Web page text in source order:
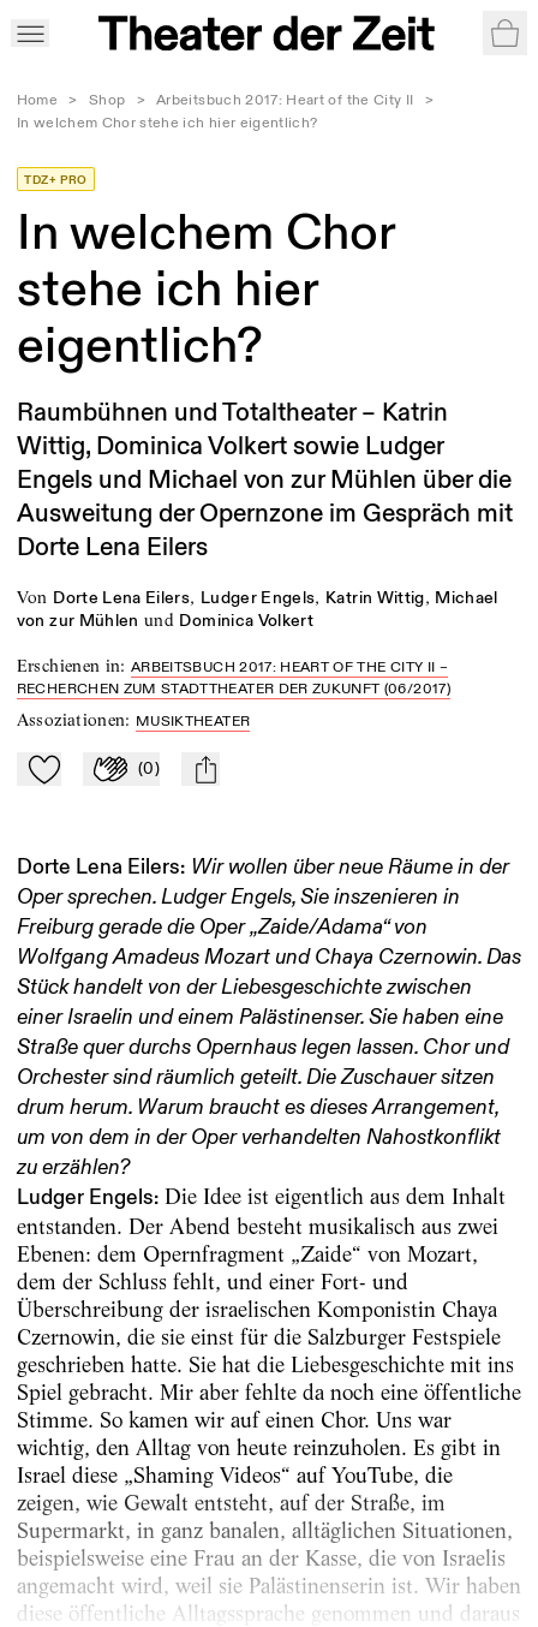
Home > Shop > Arbeitsbuch 2017: Heart of the City II
>
In welchem Chor stehe ich hier eigentlich?
TDZ+ PRO
In welchem Chor
stehe ich hier
eigentlich?
Raumbühnen und Totaltheater – Katrin
Wittig, Dominica Volkert sowie Ludger
Engels und Michael von zur Mühlen über die
Ausweitung der Opernzone im Gespräch mit
Dorte Lena Eilers
von Dorte Lena Eilers, Ludger Engels, Katrin Wittig, Michael
von zur Mühlen und Dominica Volkert
Erschienen in:ARBEITSBUCH 2017: HEART OF THE CITY II –
RECHERCHEN ZUM STADTTHEATER DER ZUKUNFT (06/2017)
Assoziationen: MUSIKTHEATER
Zu Mein-TdZ hinzufügen
Applaudieren
(0) mail
Dorte Lena Eilers: Wir wollen über neue Räume in der
Oper sprechen. Ludger Engels, Sie inszenieren in
Freiburg gerade die Oper „Zaide/Adama“ von
Wolfgang Amadeus Mozart und Chaya Czernowin. Das
Stück handelt von der Liebesgeschichte zwischen
einer Israelin und einem Palästinenser. Sie haben eine
Straße quer durchs Opernhaus legen lassen. Chor und
Orchester sind räumlich geteilt. Die Zuschauer sitzen
drum herum. Warum braucht es dieses Arrangement,
um von dem in der Oper verhandelten Nahostkonflikt
zu erzählen?
Ludger Engels:Die Idee ist eigentlich aus dem Inhalt
entstanden. Der Abend besteht musikalisch aus zwei
Ebenen: dem Opernfragment „Zaide“ von Mozart,
dem der Schluss fehlt, und einer Fort- und
Überschreibung der israelischen Komponistin Chaya
Czernowin, die sie einst für die Salzburger Festspiele
geschrieben hatte. Sie hat die Liebesgeschichte mit ins
Spiel gebracht. Mir aber fehlte da noch eine öffentliche
Stimme. So kamen wir auf einen Chor. Uns war
wichtig, den Alltag von heute reinzuholen. Es gibt in
Israel diese „Shaming Videos“ auf YouTube, die
zeigen, wie Gewalt entsteht, auf der Straße, im
Supermarkt, in ganz banalen, alltäglichen Situationen,
beispielsweise eine Frau an der Kasse, die von Israelis
angemacht wird, weil sie Palästinenserin ist. Wir haben
diese öffentliche Alltagssprache genommen und daraus